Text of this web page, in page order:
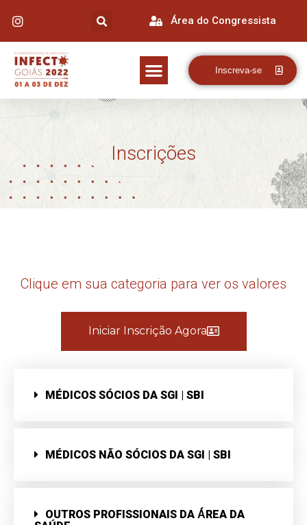
Área do Congressista
Inscreva-se
Inscrições
Clique em sua categoria para ver os valores
Iniciar Inscrição Agora
MÉDICOS SÓCIOS DA SGI | SBI
MÉDICOS NÃO SÓCIOS DA SGI | SBI
OUTROS PROFISSIONAIS DA Á́REA DA